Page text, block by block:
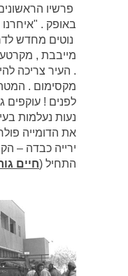
פרשיו
באופק . "איחרנו
נוטים מחדש
מייבבת ,
. העיר צריכה
מקסימום .
לפנים ! עוקפים
נעות נעלמות
את הדומייה
ירייה כבדה –
התחיל (חיים גורי, 2010,